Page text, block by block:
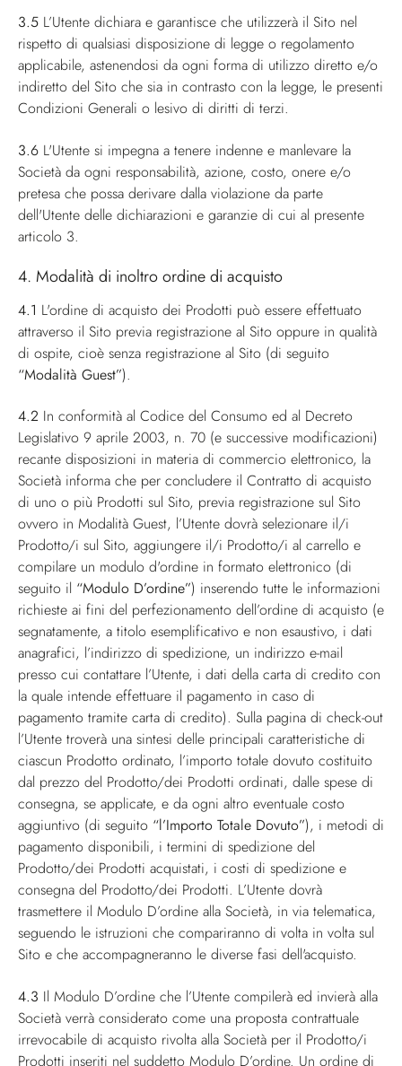
3.5 L’Utente dichiara e garantisce che utilizzerà il Sito nel
rispetto di qualsiasi disposizione di legge o regolamento
applicabile, astenendosi da ogni forma di utilizzo diretto e/o
indiretto del Sito che sia in contrasto con la legge, le presenti
Condizioni Generali o lesivo di diritti di terzi.
3.6 L'Utente si impegna a tenere indenne e manlevare la
Società da ogni responsabilità, azione, costo, onere e/o
pretesa che possa derivare dalla violazione da parte
dell'Utente delle dichiarazioni e garanzie di cui al presente
articolo 3.
4. Modalità di inoltro ordine di acquisto
4.1 L'ordine di acquisto dei Prodotti può essere effettuato
attraverso il Sito previa registrazione al Sito oppure in qualità
di ospite, cioè senza registrazione al Sito (di seguito
“Modalità Guest”).
4.2 In conformità al Codice del Consumo ed al Decreto
Legislativo 9 aprile 2003, n. 70 (e successive modificazioni)
recante disposizioni in materia di commercio elettronico, la
Società informa che per concludere il Contratto di acquisto
di uno o più Prodotti sul Sito, previa registrazione sul Sito
ovvero in Modalità Guest, l’Utente dovrà selezionare il/i
Prodotto/i sul Sito, aggiungere il/i Prodotto/i al carrello e
compilare un modulo d'ordine in formato elettronico (di
seguito il “Modulo D’ordine”) inserendo tutte le informazioni
richieste ai fini del perfezionamento dell’ordine di acquisto (e
segnatamente, a titolo esemplificativo e non esaustivo, i dati
anagrafici, l’indirizzo di spedizione, un indirizzo e-mail
presso cui contattare l’Utente, i dati della carta di credito con
la quale intende effettuare il pagamento in caso di
pagamento tramite carta di credito). Sulla pagina di check-out
l’Utente troverà una sintesi delle principali caratteristiche di
ciascun Prodotto ordinato, l’importo totale dovuto costituito
dal prezzo del Prodotto/dei Prodotti ordinati, dalle spese di
consegna, se applicate, e da ogni altro eventuale costo
aggiuntivo (di seguito “l’Importo Totale Dovuto”), i metodi di
pagamento disponibili, i termini di spedizione del
Prodotto/dei Prodotti acquistati, i costi di spedizione e
consegna del Prodotto/dei Prodotti. L’Utente dovrà
trasmettere il Modulo D’ordine alla Società, in via telematica,
seguendo le istruzioni che compariranno di volta in volta sul
Sito e che accompagneranno le diverse fasi dell'acquisto.
4.3 Il Modulo D’ordine che l’Utente compilerà ed invierà alla
Società verrà considerato come una proposta contrattuale
irrevocabile di acquisto rivolta alla Società per il Prodotto/i
Prodotti inseriti nel suddetto Modulo D’ordine. Un ordine di